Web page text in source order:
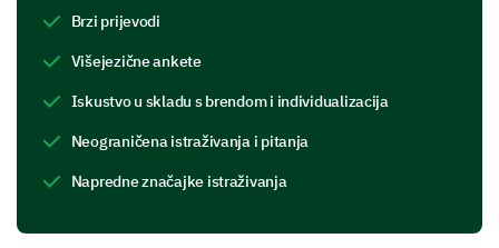
or added to the equipment?
Would you recommend our equipment loan
Brzi prijevodi
Višejezične ankete
Iskustvo u skladu s brendom i individualizacija
Neograničena istraživanja i pitanja
Napredne značajke istraživanja